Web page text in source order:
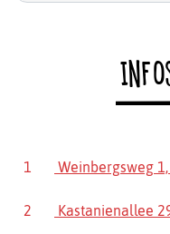
1 Weinbergsweg
2 Kastanienallee